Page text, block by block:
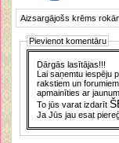
Aizsargājošs krēms
Pievienot komentāru
Dārgās lasītājas!!!
Lai saņemtu iespēju
rakstiem un
apmainīties ar
To jūs varat izdarīt
Ja Jūs jau esat